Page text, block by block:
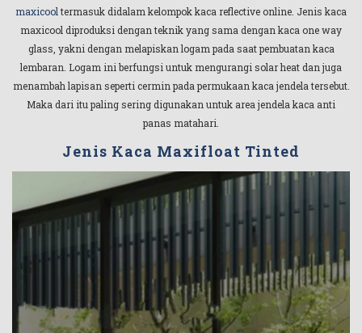
maxicooltermasuk didalam kelompok kaca reflective online. Jenis kaca
maxicool diproduksi dengan teknik yang sama dengan kaca one way
glass, yakni dengan melapiskan logam pada saat pembuatan kaca
lembaran. Logam ini berfungsi untuk mengurangi solar heat dan juga
menambah lapisan seperti cermin pada permukaan kaca jendela tersebut.
Maka dari itu paling sering digunakan untuk area jendela kaca anti
panas matahari.
Jenis Kaca Maxifloat Tinted